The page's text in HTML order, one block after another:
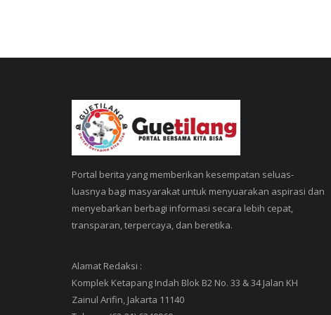
Portal berita yang memberikan kesempatan seluas-
luasnya bagi masyarakat untuk menyuarakan aspirasi dan
menyebarkan berbagi informasi secara lebih cepat,
transparan, terpercaya, dan beretika.
Alamat Redaksi :
Komplek Ketapang Indah Blok B2 No. 33 & 34 Jalan KH
Zainul Arifin, Jakarta 11140